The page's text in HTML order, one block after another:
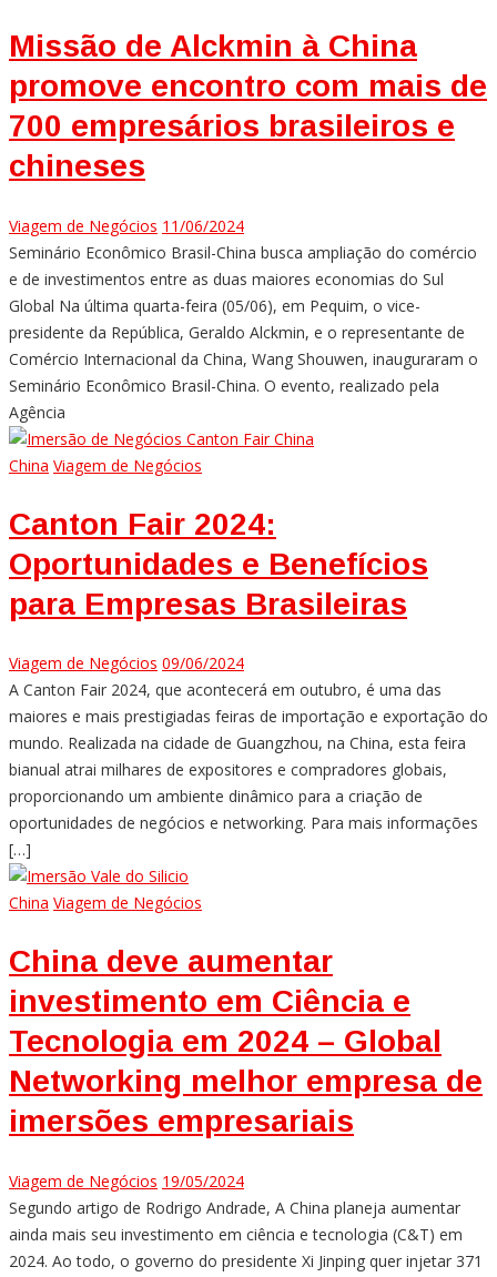
Missão de Alckmin à China
promove encontro com mais de
700 empresários brasileiros e
chineses
Viagem de Negócios 11/06/2024
Seminário Econômico Brasil-China busca ampliação do comércio
e de investimentos entre as duas maiores economias do Sul
Global Na última quarta-feira (05/06), em Pequim, o vice-
presidente da República, Geraldo Alckmin, e o representante de
Comércio Internacional da China, Wang Shouwen, inauguraram o
Seminário Econômico Brasil-China. O evento, realizado pela
Agência
China Viagem de Negócios
Canton Fair 2024:
Oportunidades e Benefícios
para Empresas Brasileiras
Viagem de Negócios 09/06/2024
A Canton Fair 2024, que acontecerá em outubro, é uma das
maiores e mais prestigiadas feiras de importação e exportação do
mundo. Realizada na cidade de Guangzhou, na China, esta feira
bianual atrai milhares de expositores e compradores globais,
proporcionando um ambiente dinâmico para a criação de
oportunidades de negócios e networking. Para mais informações
[…]
China Viagem de Negócios
China deve aumentar
investimento em Ciência e
Tecnologia em 2024 – Global
Networking melhor empresa de
imersões empresariais
Viagem de Negócios 19/05/2024
Segundo artigo de Rodrigo Andrade, A China planeja aumentar
ainda mais seu investimento em ciência e tecnologia (C&T) em
2024. Ao todo, o governo do presidente Xi Jinping quer injetar 371